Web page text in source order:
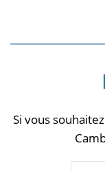
Si vous